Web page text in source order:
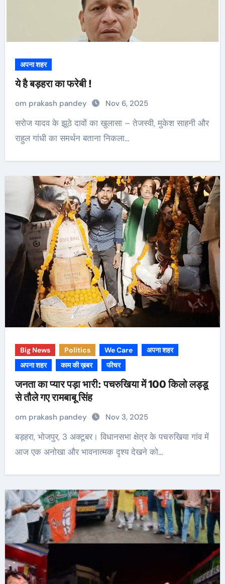
अपना शहर
ये है बड़हरा का फरेबी !
om prakash pandey Nov 6, 2025
सरोज यादव के झूठे दावों का खुलासा – तेजस्वी, मुकेश साहनी और
राहुल गांधी का समर्थन बताना निकला…
Big News Politics We Care
अपना शहर
अपना शहर
काम की ख़बर फीचर
जनता का प्यार पड़ा भारी: पचरुखिया में 100 किलो लड्डू
से तौले गए रामबाबू सिंह
om prakash pandey Nov 3, 2025
बड़हरा, भोजपुर, 3 अक्टूबर। विधानसभा क्षेत्र के पचरुखिया गांव में
आज एक अनोखा और भावनात्मक दृश्य देखने को…